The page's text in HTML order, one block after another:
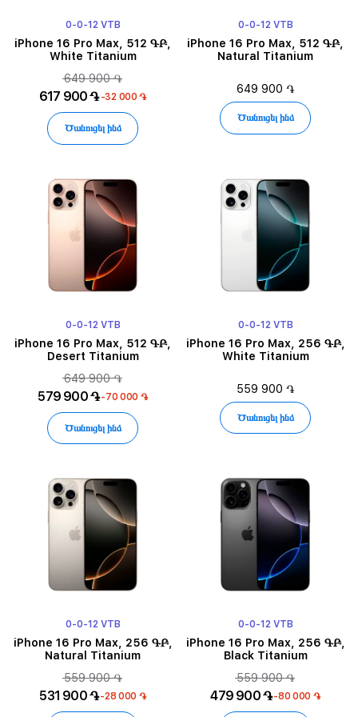
0-0-12 VTB
iPhone 16 Pro Max, 512 ԳԲ,
White Titanium
649 900 ֏
617 900 ֏ -32 000 ֏
Ծանուցել ինձ
0-0-12 VTB
iPhone 16 Pro Max, 512 ԳԲ,
Natural Titanium
649 900 ֏
Ծանուցել ինձ
0-0-12 VTB
iPhone 16 Pro Max, 512 ԳԲ,
Desert Titanium
649 900 ֏
579 900 ֏ -70 000 ֏
Ծանուցել ինձ
0-0-12 VTB
iPhone 16 Pro Max, 256 ԳԲ,
White Titanium
559 900 ֏
Ծանուցել ինձ
0-0-12 VTB
iPhone 16 Pro Max, 256 ԳԲ,
Natural Titanium
559 900 ֏
531 900 ֏ -28 000 ֏
0-0-12 VTB
iPhone 16 Pro Max, 256 ԳԲ,
Black Titanium
559 900 ֏
479 900 ֏ -80 000 ֏